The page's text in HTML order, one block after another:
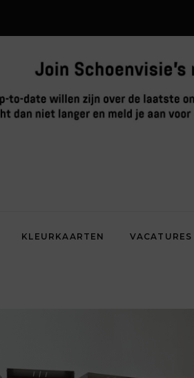
KLEURKAARTEN VACATURES